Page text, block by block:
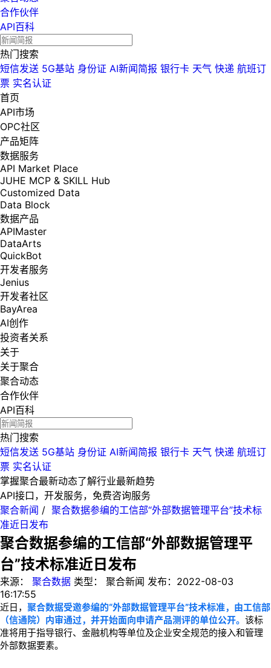
合作伙伴
API百科
热门搜索
短信发送 5G基站 身份证 AI新闻简报 银行卡 天气 快递 航班订
票 实名认证
首页
API市场
OPC社区
产品矩阵
数据服务
API Market Place
JUHE MCP & SKILL Hub
Customized Data
Data Block
数据产品
APIMaster
DataArts
QuickBot
开发者服务
Jenius
开发者社区
BayArea
AI创作
投资者关系
关于
关于聚合
聚合动态
合作伙伴
API百科
热门搜索
短信发送 5G基站 身份证 AI新闻简报 银行卡 天气 快递 航班订
票 实名认证
掌握聚合最新动态了解行业最新趋势
API接口，开发服务，免费咨询服务
聚合新闻 / 聚合数据参编的工信部“外部数据管理平台”技术标
准近日发布
聚合数据参编的工信部“外部数据管理平
台”技术标准近日发布
来源： 聚合数据 类型： 聚合新闻 发布： 2022-08-03
16:17:55
近日， 聚合数据受邀参编的“外部数据管理平台”技术标准，由工信部
（信通院）内审通过，并开始面向申请产品测评的单位公开。 该标
准将用于指导银行、金融机构等单位及企业安全规范的接入和管理
外部数据要素。